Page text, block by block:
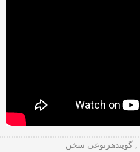
, گویندهرنوعی سخن